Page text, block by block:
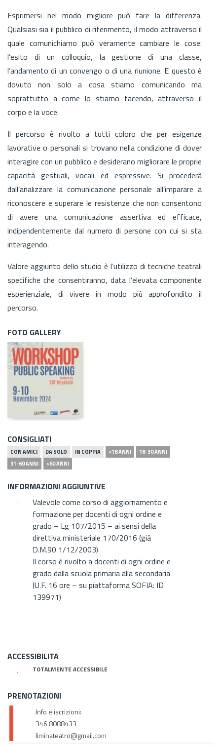
Esprimersi nel modo migliore può fare la differenza.
Qualsiasi sia il pubblico di riferimento, il modo attraverso il
quale comunichiamo può veramente cambiare le cose:
l’esito di un colloquio, la gestione di una classe,
l’andamento di un convengo o di una riunione. E questo è
dovuto non solo a cosa stiamo comunicando ma
soprattutto a come lo stiamo facendo, attraverso il
corpo e la voce.
Il percorso è rivolto a tutti coloro che per esigenze
lavorative o personali si trovano nella condizione di dover
interagire con un pubblico e desiderano migliorare le proprie
capacità gestuali, vocali ed espressive. Si procederà
dall’analizzare la comunicazione personale all’imparare a
riconoscere e superare le resistenze che non consentono
di avere una comunicazione assertiva ed efficace,
indipendentemente dal numero di persone con cui si sta
interagendo.
Valore aggiunto dello studio è l’utilizzo di tecniche teatrali
specifiche che consentiranno, data l’elevata componente
esperienziale, di vivere in modo più approfondito il
percorso.
FOTO GALLERY
CONSIGLIATI
CON AMICI DA SOLO IN COPPIA <18 ANNI
18-30 ANNI
31-60 ANNI
>60 ANNI
INFORMAZIONI AGGIUNTIVE
Valevole come corso di aggiornamento e
formazione per docenti di ogni ordine e
grado – Lg 107/2015 – ai sensi della
direttiva ministeriale 170/2016 (già
D.M.90 1/12/2003)
Il corso è rivolto a docenti di ogni ordine e
grado dalla scuola primaria alla secondaria
(U.F. 16 ore – su piattaforma SOFIA: ID
139971)
ACCESSIBILITA
TOTALMENTE ACCESSIBILE
PRENOTAZIONI
Info e iscrizioni:
346 8088433
liminateatro@gmail.com